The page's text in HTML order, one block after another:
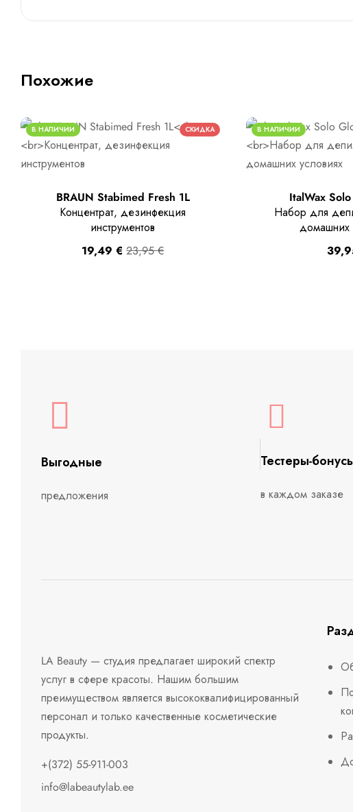
Похожие
В НАЛИЧИИ СКИДКА
BRAUN Stabimed Fresh 1L
Концентрат, дезинфекция
инструментов
23,95€
19,49€
В НАЛИЧИИ
ItalWax
Набор для
домашних
Выгодные
предложения
Тестеры-
в каждом заказе
LA Beauty — студия предлагает широкий спектр
услуг в сфере красоты. Нашим большим
преимуществом является высококвалифицированный
персонал и только качественные косметические
продукты.
+(372) 55-911-003
info@labeautylab.ee